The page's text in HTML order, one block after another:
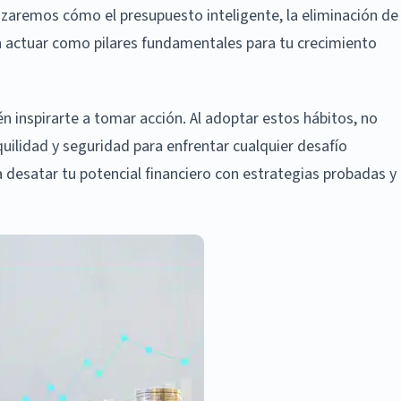
cómo el presupuesto inteligente, la eliminación de
como pilares fundamentales para tu crecimiento
inspirarte a tomar acción. Al adoptar estos hábitos, no
y seguridad para enfrentar cualquier desafío
tu potencial financiero con estrategias probadas y